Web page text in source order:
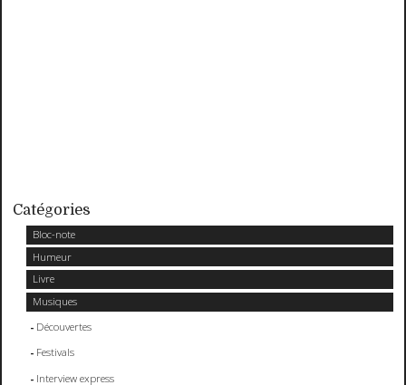
Catégories
Bloc-note
Humeur
Livre
Musiques
Découvertes
Festivals
Interview express